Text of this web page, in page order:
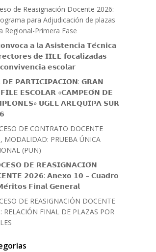
de Reasignación Docente 2026:
para Adjudicación de plazas
Regional-Primera Fase
𝗮 𝗹𝗮 𝗔𝘀𝗶𝘀𝘁𝗲𝗻𝗰𝗶𝗮 𝗧𝗲́𝗰𝗻𝗶𝗰𝗮
𝗱𝗲 𝗜𝗜𝗘𝗘 𝗳𝗼𝗰𝗮𝗹𝗶𝘇𝗮𝗱𝗮𝘀
𝗲𝘀𝗰𝗼𝗹𝗮𝗿
𝗗𝗘 𝗣𝗔𝗥𝗧𝗜𝗖𝗜𝗣𝗔𝗖𝗜𝗢́𝗡: 𝗚𝗥𝗔𝗡
𝗘𝗦𝗖𝗢𝗟𝗔𝗥 «𝗖𝗔𝗠𝗣𝗘𝗢́𝗡 𝗗𝗘
𝗨𝗚𝗘𝗟 𝗔𝗥𝗘𝗤𝗨𝗜𝗣𝗔 𝗦𝗨𝗥
DE CONTRATO DOCENTE
MODALIDAD: PRUEBA ÚNICA
(PUN)
𝗗𝗘 𝗥𝗘𝗔𝗦𝗜𝗚𝗡𝗔𝗖𝗜𝗢́𝗡
𝟮𝟬𝟮𝟲: 𝗔𝗻𝗲𝘅𝗼 𝟭𝟬 – 𝗖𝘂𝗮𝗱𝗿𝗼
𝗙𝗶𝗻𝗮𝗹 𝗚𝗲𝗻𝗲𝗿𝗮𝗹
DE REASIGNACIÓN DOCENTE
RELACIÓN FINAL DE PLAZAS POR